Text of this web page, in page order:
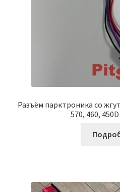
Разъём парктроника со
570, 460,